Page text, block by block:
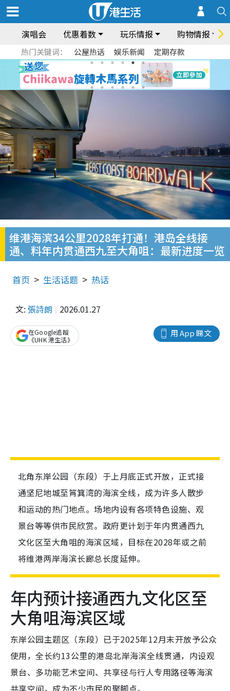
演唱会 优惠着数 玩乐情报 购物情报
热门关键词： 公屋热话 娱乐新闻 定期存款
维港海滨34公里2028年打通！港岛全线接
通、料年内贯通西九至大角咀：最新进度一览
首页 生活话题 热话
文: 張詩朗 2026.01.27
用 App 睇文
在Google追蹤
《UHK 港生活》
北角东岸公园（东段）于上月底正式开放，正式接
通坚尼地城至筲箕湾的海滨全线，成为许多人散步
和运动的热门地点。场地内设有各项特色设施、观
景台等等供市民欣赏。政府更计划于年内贯通西九
文化区至大角咀的海滨区域，目标在2028年或之前
将维港两岸海滨长廊总长度延伸。
年内预计接通西九文化区至
大角咀海滨区域
东岸公园主题区（东段）已于2025年12月末开放予公众
使用，全长约13公里的港岛北岸海滨全线贯通，内设观
景台、多功能艺术空间、共享径与行人专用路径等海滨